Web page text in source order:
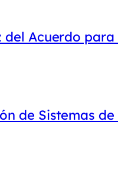
Acuerdo
de Sistemas